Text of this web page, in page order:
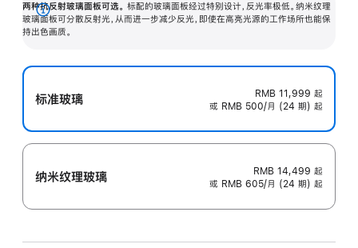
两种抗反射玻璃面板可选。 标配的玻璃面板经过特别设计，反光率极低。纳米纹理
玻璃面板可分散反射光，从而进一步减少反光，即使在高亮光源的工作场所也能保
持出色画质。
展
开
标准玻璃 RMB 11,999 起
或 RMB 500/月 (24 期) 起
纳米纹理玻璃 RMB 14,499 起
或 RMB 605/月 (24 期) 起